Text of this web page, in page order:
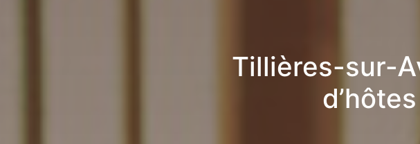
Tillières-sur-